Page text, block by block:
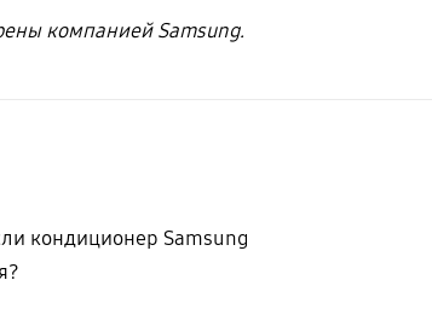
компанией Samsung.
кондиционер Samsung